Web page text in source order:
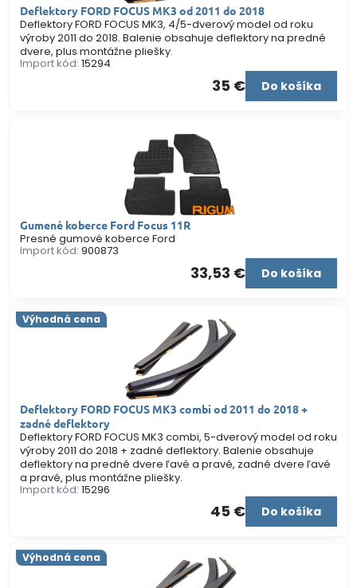
Deflektory FORD FOCUS MK3 od 2011 do 2018
Deflektory FORD FOCUS MK3, 4/5-dverový model od roku
výroby 2011 do 2018. Balenie obsahuje deflektory na predné
dvere, plus montážne pliešky.
Import kód: 15294
35 € Do košíka
Gumené koberce Ford Focus 11R
Presné gumové koberce Ford
Import kód: 900873
33,53 € Do košíka
Deflektory FORD FOCUS MK3 combi od 2011 do 2018 +
zadné deflektory
Výhodná cena
Deflektory FORD FOCUS MK3 combi, 5-dverový model od roku
výroby 2011 do 2018 + zadné deflektory. Balenie obsahuje
deflektory na predné dvere ľavé a pravé, zadné dvere ľavé
a pravé, plus montážne pliešky.
Import kód: 15296
45 € Do košíka
Výhodná cena